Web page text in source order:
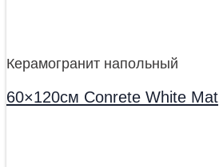
Керамогранит напольный
60×120см Conrete White Mat